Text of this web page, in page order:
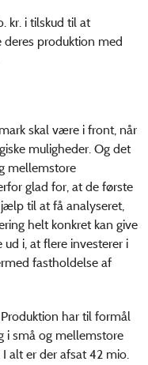
kr. i tilskud til at
deres produktion med
skal være i front, når
muligheder. Og det
mellemstore
glad for, at de første
til at få analyseret,
helt konkret kan give
i, at flere investerer i
fastholdelse af
har til formål
i små og mellemstore
alt er der afsat 42 mio.